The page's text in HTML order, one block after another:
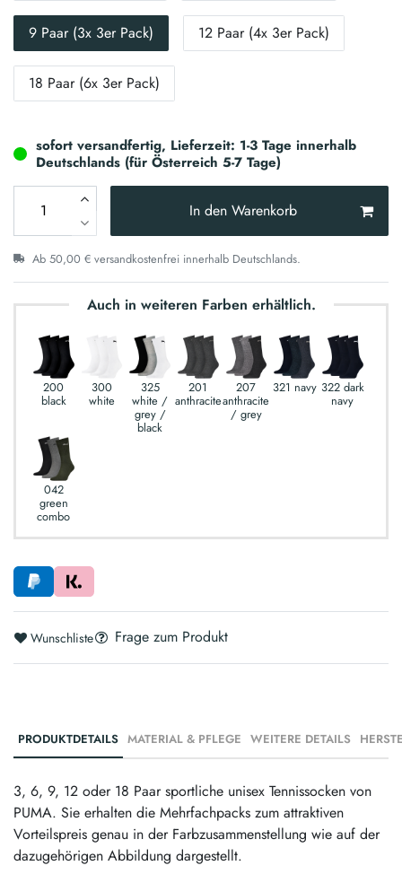
9 Paar (3x 3er Pack) 12 Paar (4x 3er Pack)
18 Paar (6x 3er Pack)
sofort versandfertig, Lieferzeit: 1-3 Tage innerhalb
Deutschlands (für Österreich 5-7 Tage)
In den Warenkorb
Ab 50,00 € versandkostenfrei innerhalb Deutschlands.
Auch in weiteren Farben erhältlich.
200
black
300
white
325
white /
grey /
black
201
anthracite
207
anthracite
/ grey
321 navy 322 dark
navy
042
green
combo
Wunschliste Frage zum Produkt
PRODUKTDETAILS MATERIAL & PFLEGE WEITERE DETAILS
3, 6, 9, 12 oder 18 Paar sportliche unisex Tennissocken von
PUMA. Sie erhalten die Mehrfachpacks zum attraktiven
Vorteilspreis genau in der Farbzusammenstellung wie auf der
dazugehörigen Abbildung dargestellt.